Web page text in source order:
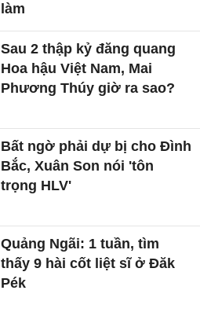
làm
Sau 2 thập kỷ đăng quang
Hoa hậu Việt Nam, Mai
Phương Thúy giờ ra sao?
Bất ngờ phải dự bị cho Đình
Bắc, Xuân Son nói 'tôn
trọng HLV'
Quảng Ngãi: 1 tuần, tìm
thấy 9 hài cốt liệt sĩ ở Đăk
Pék